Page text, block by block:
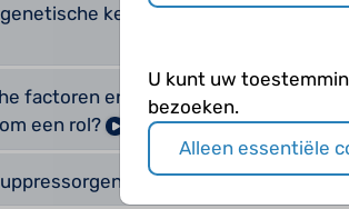
kenmerken van een
factoren en signaalroute spelen bij
een rol?
U kunt uw
bezoeken.
Alleen essentiële